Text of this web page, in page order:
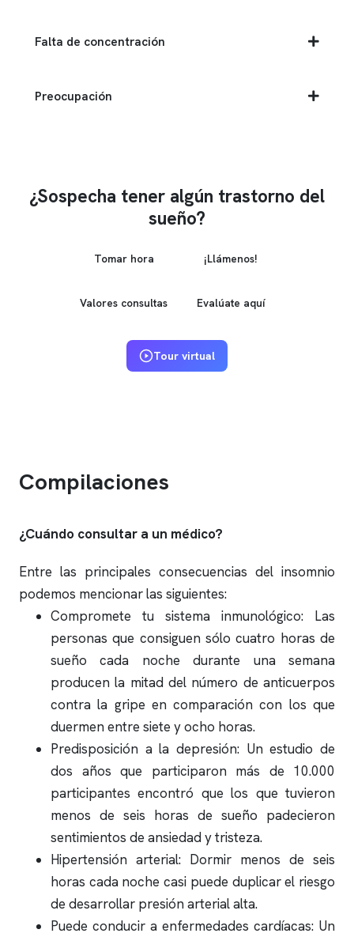
Falta de concentración
Preocupación
¿Sospecha tener algún trastorno del
sueño?
Tomar hora ¡Llámenos!
Valores consultas Evalúate aquí
Tour virtual
Compilaciones
¿Cuándo consultar a un médico?
Entre las principales consecuencias del insomnio
podemos mencionar las siguientes:
Compromete tu sistema inmunológico: Las
personas que consiguen sólo cuatro horas de
sueño cada noche durante una semana
producen la mitad del número de anticuerpos
contra la gripe en comparación con los que
duermen entre siete y ocho horas.
Predisposición a la depresión: Un estudio de
dos años que participaron más de 10.000
participantes encontró que los que tuvieron
menos de seis horas de sueño padecieron
sentimientos de ansiedad y tristeza.
Hipertensión arterial: Dormir menos de seis
horas cada noche casi puede duplicar el riesgo
de desarrollar presión arterial alta.
Puede conducir a enfermedades cardíacas: Un